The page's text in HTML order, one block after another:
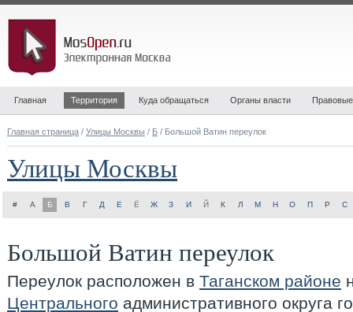
Главная Территория Куда обращаться Органы власти
Главная страница / Улицы Москвы / Б / Большой Ватин переулок
Улицы Москвы
# А Б В Г Д Е Ё Ж З И Й К Л М Н О П Р С
Большой Ватин переулок
Переулок расположен в Таганском районе
Центрального административного округа